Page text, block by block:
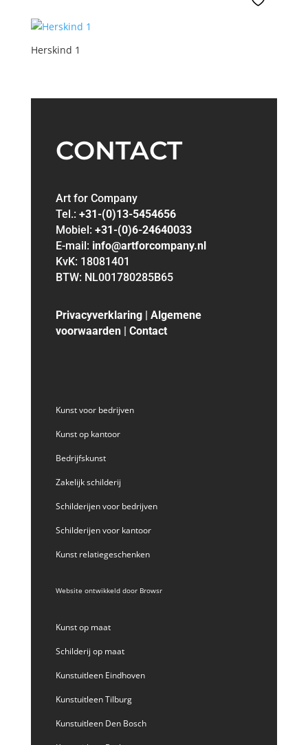
Herskind 1
CONTACT
Art for Company
Tel.: +31-(0)13-5454656
Mobiel: +31-(0)6-24640033
E-mail: info@artforcompany.nl
KvK: 18081401
BTW: NL001780285B65
Privacyverklaring| Algemene
voorwaarden| Contact
Kunst voor bedrijven
Kunst op kantoor
Bedrijfskunst
Zakelijk schilderij
Schilderijen voor bedrijven
Schilderijen voor kantoor
Kunst relatiegeschenken
Website ontwikkeld door Browsr
Kunst op maat
Schilderij op maat
Kunstuitleen Eindhoven
Kunstuitleen Tilburg
Kunstuitleen Den Bosch